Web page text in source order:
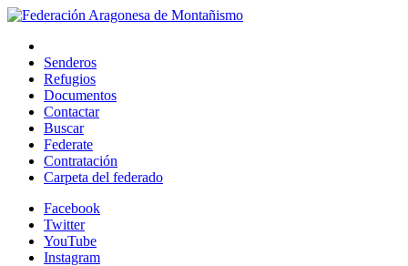
Senderos
Refugios
Documentos
Contactar
Buscar
Federate
Contratación
Carpeta del federado
Facebook
Twitter
YouTube
Instagram